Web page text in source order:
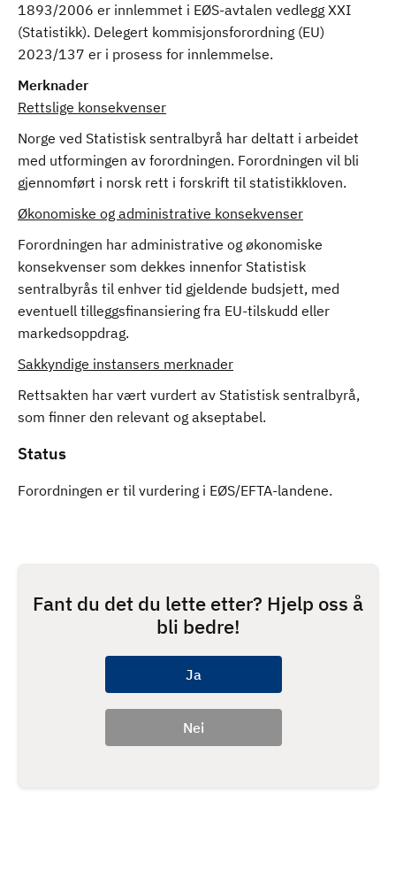
1893/2006 er innlemmet i EØS-avtalen vedlegg XXI
(Statistikk). Delegert kommisjonsforordning (EU)
2023/137 er i prosess for innlemmelse.
Merknader
Rettslige konsekvenser
Norge ved Statistisk sentralbyrå har deltatt i arbeidet
med utformingen av forordningen. Forordningen vil bli
gjennomført i norsk rett i forskrift til statistikkloven.
Økonomiske og administrative konsekvenser
Forordningen har administrative og økonomiske
konsekvenser som dekkes innenfor Statistisk
sentralbyrås til enhver tid gjeldende budsjett, med
eventuell tilleggsfinansiering fra EU-tilskudd eller
markedsoppdrag.
Sakkyndige instansers merknader
Rettsakten har vært vurdert av Statistisk sentralbyrå,
som finner den relevant og akseptabel.
Status
Forordningen er til vurdering i EØS/EFTA-landene.
Fant du det du lette etter? Hjelp oss å
bli bedre!